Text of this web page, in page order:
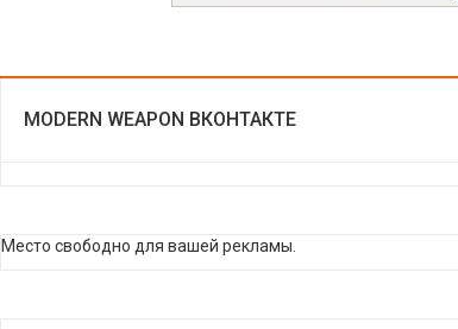
MODERN WEAPON ВКОНТАКТЕ
Место свободно для вашей рекламы.